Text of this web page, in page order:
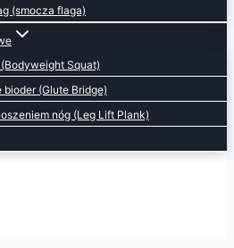
(smocza flaga)
Squat)
bioder (Glute Bridge)
nóg (Leg Lift Plank)